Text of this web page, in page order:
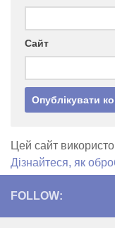
Сайт
Цей сайт
Дізнайтеся, як
FOLLOW: